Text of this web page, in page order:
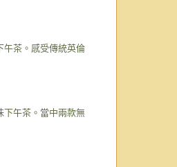
午茶。感受傳統英倫
下午茶。當中兩款無